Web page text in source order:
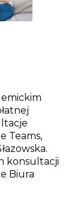
Teams,
konsultacji
Biura